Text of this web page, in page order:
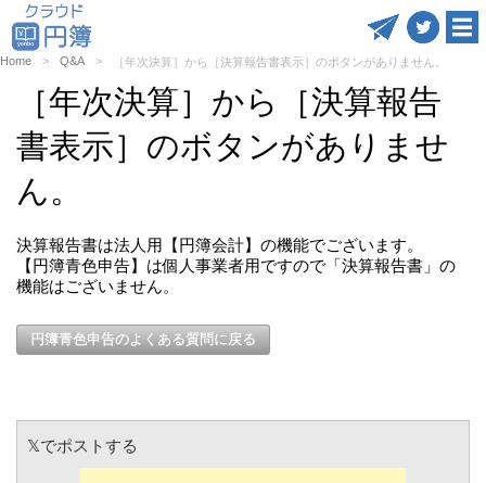
Home Q&A ［年次決算］から［決算報告書表示］のボタンがありません。
［年次決算］から［決算報告
書表示］のボタンがありませ
ん。
決算報告書は法人用【円簿会計】の機能でございます。
【円簿青色申告】は個人事業者用ですので「決算報告書」の
機能はございません。
円簿青色申告のよくある質問に戻る
𝕏でポストする